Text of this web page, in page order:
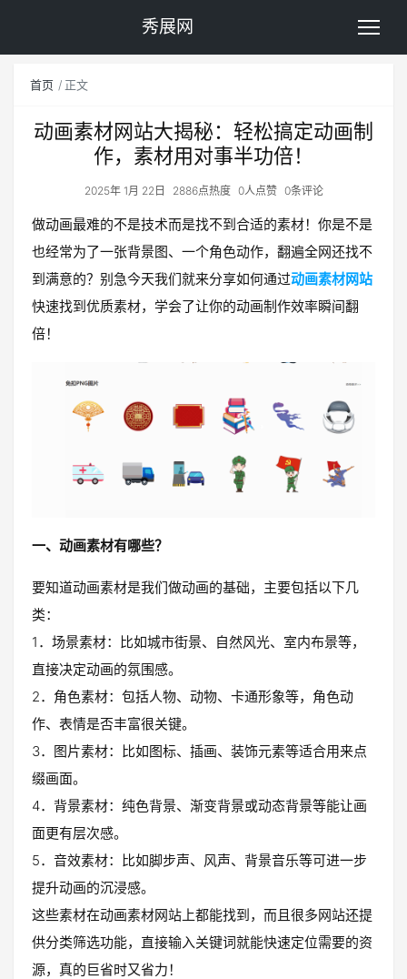
秀展网
首页 正文
动画素材网站大揭秘：轻松搞定动画制
作，素材用对事半功倍！
2025年 1月 22日 2886点热度 0人点赞 0条评论
做动画最难的不是技术而是找不到合适的素材！你是不是
也经常为了一张背景图、一个角色动作，翻遍全网还找不
到满意的？别急今天我们就来分享如何通过动画素材网站
快速找到优质素材，学会了让你的动画制作效率瞬间翻
倍！
一、动画素材有哪些？
要知道动画素材是我们做动画的基础，主要包括以下几
类：
1．场景素材：比如城市街景、自然风光、室内布景等，
直接决定动画的氛围感。
2．角色素材：包括人物、动物、卡通形象等，角色动
作、表情是否丰富很关键。
3．图片素材：比如图标、插画、装饰元素等适合用来点
缀画面。
4．背景素材：纯色背景、渐变背景或动态背景等能让画
面更有层次感。
5．音效素材：比如脚步声、风声、背景音乐等可进一步
提升动画的沉浸感。
这些素材在动画素材网站上都能找到，而且很多网站还提
供分类筛选功能，直接输入关键词就能快速定位需要的资
源，真的巨省时又省力！